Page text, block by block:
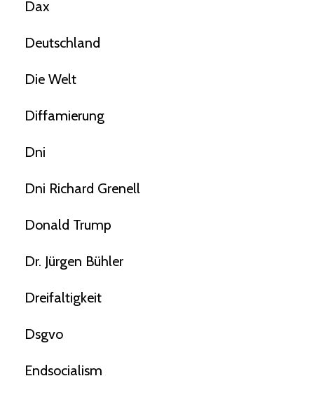
Dax
Deutschland
Die Welt
Diffamierung
Dni
Dni Richard Grenell
Donald Trump
Dr. Jürgen Bühler
Dreifaltigkeit
Dsgvo
Endsocialism